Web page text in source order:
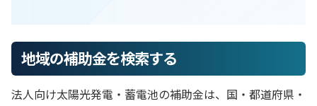
地域の補助金を検索する
法人向け太陽光発電・蓄電池の補助金は、国・都道府県・